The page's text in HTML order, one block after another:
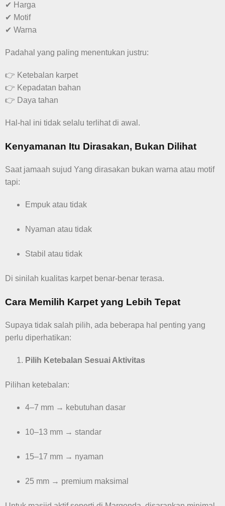
✔ Harga
✔ Motif
✔ Warna
Padahal yang paling menentukan justru:
👉 Ketebalan karpet
👉 Kepadatan bahan
👉 Daya tahan
Hal-hal ini tidak selalu terlihat di awal.
Kenyamanan Itu Dirasakan, Bukan Dilihat
Saat jamaah sujud Yang dirasakan bukan warna atau motif
tapi:
Empuk atau tidak
Nyaman atau tidak
Stabil atau tidak
Di sinilah kualitas karpet benar-benar terasa.
Cara Memilih Karpet yang Lebih Tepat
Supaya tidak salah pilih, ada beberapa hal penting yang
perlu diperhatikan:
Pilih Ketebalan Sesuai Aktivitas
Pilihan ketebalan:
4–7 mm → kebutuhan dasar
10–13 mm → standar
15–17 mm → nyaman
25 mm → premium maksimal